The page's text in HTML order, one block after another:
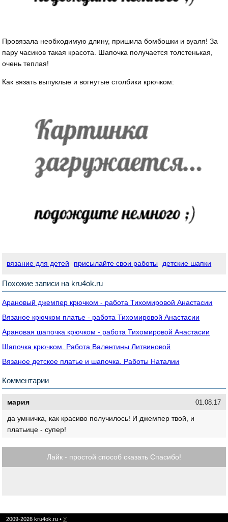
Провязала необходимую длину, пришила бомбошки и вуаля! За
пару часиков такая красота. Шапочка получается толстенькая,
очень теплая!
Как вязать выпуклые и вогнутые столбики крючком:
вязание для детей присылайте свои работы детские шапки
Похожие записи на kru4ok.ru
Арановый джемпер крючком - работа Тихомировой Анастасии
Вязаное крючком платье - работа Тихомировой Анастасии
Арановая шапочка крючком - работа Тихомировой Анастасии
Шапочка крючком. Работа Валентины Литвиновой
Вязаное детское платье и шапочка. Работы Наталии
Комментарии
мария 01.08.17
да умничка, как красиво получилось! И джемпер твой, и
платьице - супер!
Лайк - простой способ сказать Спасибо!
2009-2026 kru4ok.ru • У